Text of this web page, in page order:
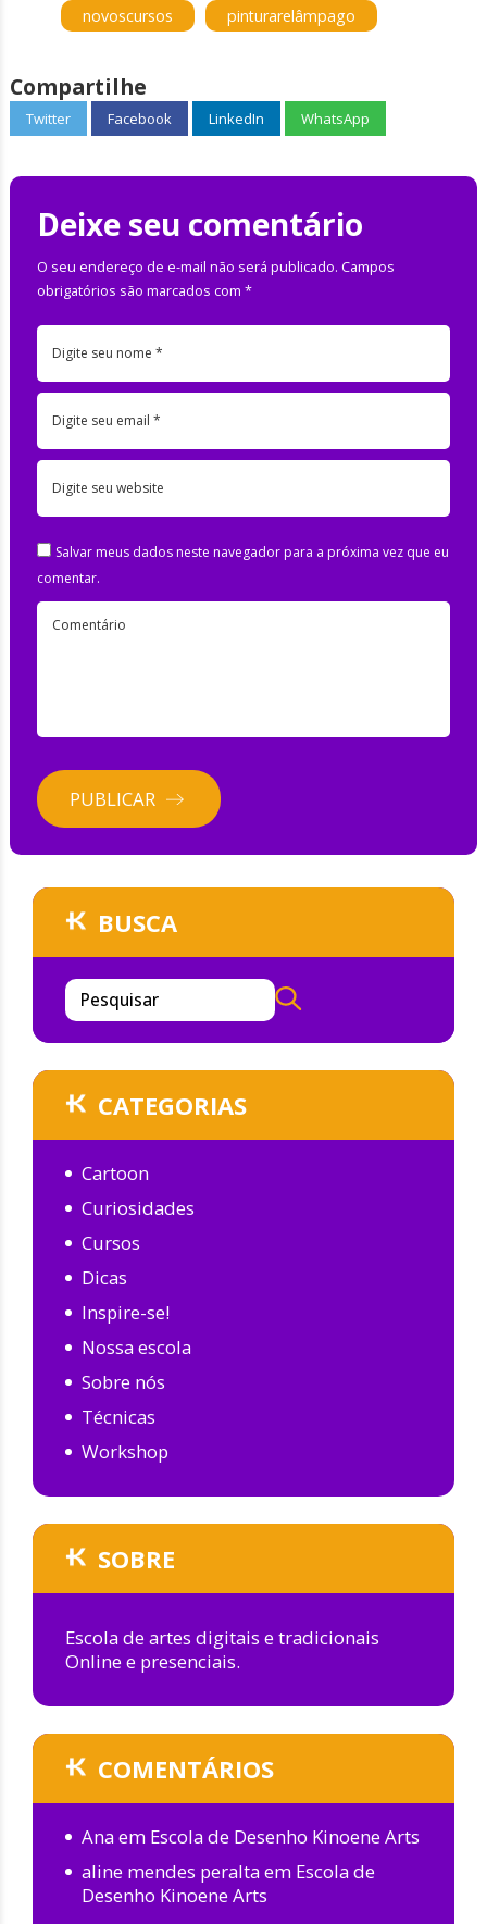
novoscursos
pinturarelâmpago
Compartilhe
Twitter Facebook LinkedIn WhatsApp
Deixe seu comentário
O seu endereço de e-mail não será publicado. Campos
obrigatórios são marcados com *
Digite seu nome *
Digite seu email *
Digite seu website
Salvar meus dados neste navegador para a próxima vez que eu
comentar.
Comentário
PUBLICAR
BUSCA
Pesquisar
CATEGORIAS
Cartoon
Curiosidades
Cursos
Dicas
Inspire-se!
Nossa escola
Sobre nós
Técnicas
Workshop
SOBRE
Escola de artes digitais e tradicionais
Online e presenciais.
COMENTÁRIOS
Anaem Escola de Desenho Kinoene Arts
aline mendes peraltaem Escola de
Desenho Kinoene Arts